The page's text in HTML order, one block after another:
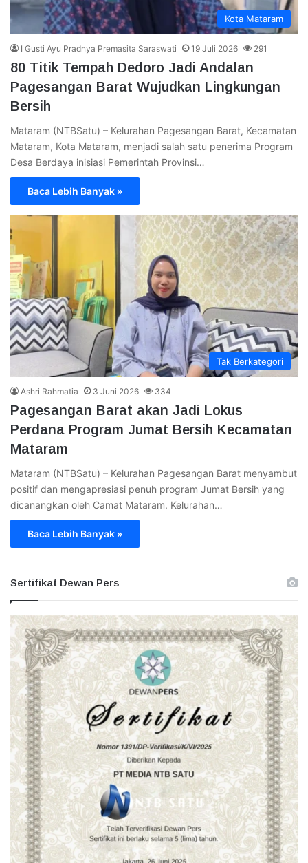
Kota Mataram
I Gusti Ayu Pradnya Premasita Saraswati 19 Juli 2026 291
80 Titik Tempah Dedoro Jadi Andalan
Pagesangan Barat Wujudkan Lingkungan
Bersih
Mataram (NTBSatu) – Kelurahan Pagesangan Barat, Kecamatan
Mataram, Kota Mataram, menjadi salah satu penerima Program
Desa Berdaya inisiasi Pemerintah Provinsi…
Baca Lebih Banyak »
Tak Berkategori
Ashri Rahmatia 3 Juni 2026 334
Pagesangan Barat akan Jadi Lokus
Perdana Program Jumat Bersih Kecamatan
Mataram
Mataram (NTBSatu) – Kelurahan Pagesangan Barat menyambut
positif dan mengapresiasi penuh program Jumat Bersih yang
dicanangkan oleh Camat Mataram. Kelurahan…
Baca Lebih Banyak »
Sertifikat Dewan Pers